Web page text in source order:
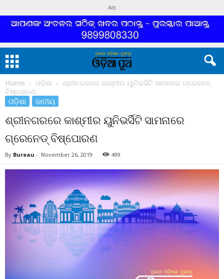
Ads
Home ଓଡ଼ିଶା
ଶ୍ରୀନଗରରେ କାଶ୍ମୀର ୟୁନିଭର୍ସିଟି ସାମନାରେ ଗ୍ରେନେଡ୍
ବିଷ୍ପୋରଣ
ଓଡ଼ିଶା ଜାତୀୟ
ଶ୍ରୀନଗରରେ କାଶ୍ମୀର ୟୁନିଭର୍ସିଟି ସାମନାରେ
ଗ୍ରେନେଡ୍ ବିଷ୍ପୋରଣ
By Bureau - November 26, 2019 499